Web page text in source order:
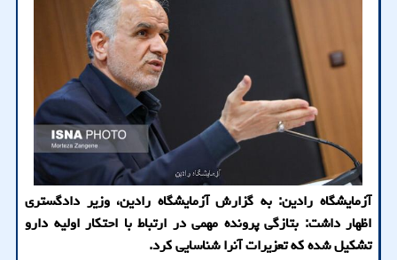
آزمایشگاه رادین: به گزارش آزمایشگاه رادین، وزیر دادگستری
اظهار داشت: بتازگی پرونده مهمی در ارتباط با احتکار اولیه دارو
تشکیل شده که تعزیرات آنرا شناسایی کرد.